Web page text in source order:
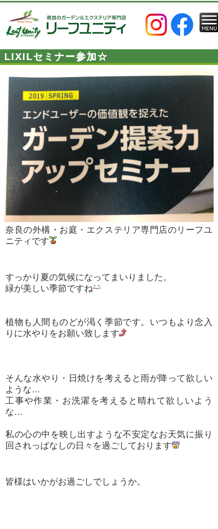
LIXILセミナー参加☆
奈良の外構・お庭・エクステリア専門店のリーフユ
ニティです
すっかり夏の気候になってまいりました。
緑が美しい季節ですね
植物も人間ものどが渇く季節です。いつもより念入
りに水やりをお願い致します
そんな水やり・日焼けを考えると雨が降って欲しい
ような…
工事や作業・お洗濯を考えると晴れて欲しいよう
な…
私の心の中を映し出すような不安定なお天気に振り
回されっぱなしの日々を過ごしております
皆様はいかがお過ごしでしょうか。